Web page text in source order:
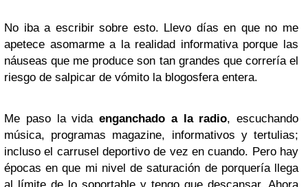
No iba a escribir sobre esto. Llevo días en que no me
apetece asomarme a la realidad informativa porque las
náuseas que me produce son tan grandes que correría el
riesgo de salpicar de vómito la blogosfera entera.
Me paso la vida enganchado a la radio, escuchando
música, programas magazine, informativos y tertulias;
incluso el carrusel deportivo de vez en cuando. Pero hay
épocas en que mi nivel de saturación de porquería llega